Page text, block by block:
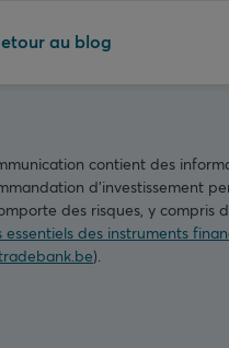
au blog
contient des
d’investissement
des risques, y compris
essentiels des instruments
).